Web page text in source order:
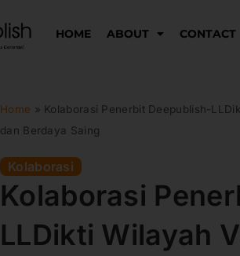
HOME ABOUT CONTACT
Home » Kolaborasi Penerbit Deepublish-
dan Berdaya Saing
Kolaborasi
Kolaborasi
LLDikti Wilayah